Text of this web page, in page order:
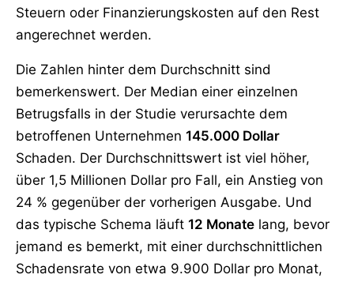
Steuern oder Finanzierungskosten auf den Rest
angerechnet werden.
Die Zahlen hinter dem Durchschnitt sind
bemerkenswert. Der Median einer einzelnen
Betrugsfalls in der Studie verursachte dem
betroffenen Unternehmen 145.000 Dollar
Schaden. Der Durchschnittswert ist viel höher,
über 1,5 Millionen Dollar pro Fall, ein Anstieg von
24 % gegenüber der vorherigen Ausgabe. Und
das typische Schema läuft 12 Monate lang, bevor
jemand es bemerkt, mit einer durchschnittlichen
Schadensrate von etwa 9.900 Dollar pro Monat,